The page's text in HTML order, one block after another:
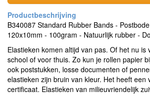
B340087 Standard Rubber Bands -
120x10mm - 100gram - Natuurlijk rubber -
Elastieken komen altijd van pas. Of het nu is
school of voor thuis. Zo kun je rollen papier
ook poststukken, losse documenten of
elastieken zijn bruin van kleur. Het heeft een
certificaat. Elastieken van milieuvriendelijk